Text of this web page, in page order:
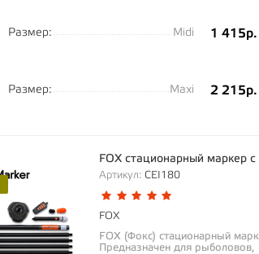
Размер: Midi 1 415р.
Размер: Maxi 2 215р.
FOX стационарный маркер
Артикул: CEI180
FOX
FOX (Фокс) стационарный
Предназначен для